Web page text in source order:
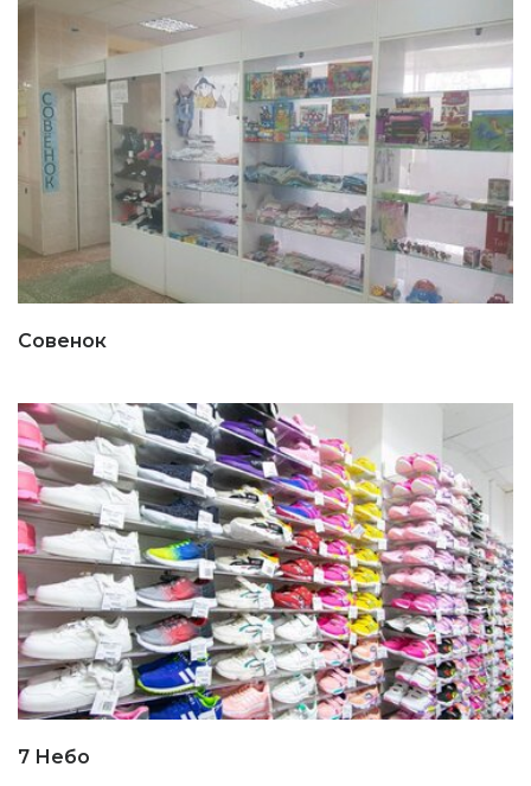
Совенок
7 Небо